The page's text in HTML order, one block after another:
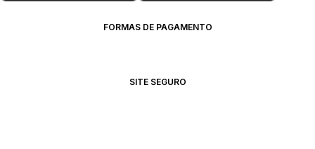
FORMAS DE PAGAMENTO
SITE SEGURO